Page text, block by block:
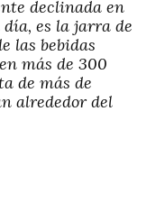
declinada en
día, es la jarra de
las bebidas
más de 300
de más de
alrededor del